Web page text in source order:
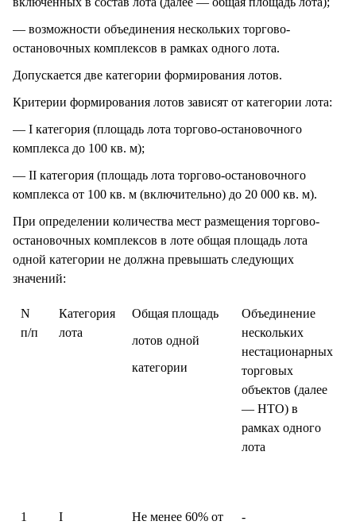
— возможности объединения нескольких торгово-
остановочных комплексов в рамках одного лота.
Допускается две категории формирования лотов.
Критерии формирования лотов зависят от категории лота:
— I категория (площадь лота торгово-остановочного
комплекса до 100 кв. м);
— II категория (площадь лота торгово-остановочного
комплекса от 100 кв. м (включительно) до 20 000 кв. м).
При определении количества мест размещения торгово-
остановочных комплексов в лоте общая площадь лота
одной категории не должна превышать следующих
значений:
N
п/п
Категория
лота
Общая площадь
лотов одной
категории
Объединение
нескольких
нестационарных
торговых
объектов (далее
— НТО) в
рамках одного
лота
1 I
Не менее 60% от
-